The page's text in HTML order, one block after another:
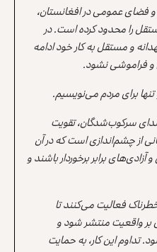
فضای عمومی در افغانستان،
را محدود کرده است. در
و مستقل به کار خود ادامه
فراموشی نشود.
برای مردم می‌نویسیم.
سرکوب‌شدگان، تقویت
از چشم‌اندازی است که در آن
برابر برخوردار باشند و
فعالیت می‌کنند تا
بر واقعیت منتشر شود و
تداوم این کار، به حمایت